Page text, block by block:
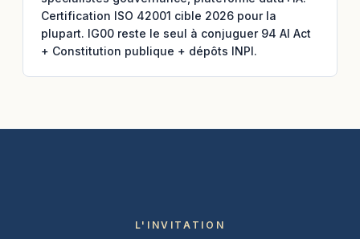
Certification ISO 42001 cible 2026 pour la
plupart. IG00 reste le seul à conjuguer 94 AI Act
+ Constitution publique + dépôts INPI.
L'INVITATION